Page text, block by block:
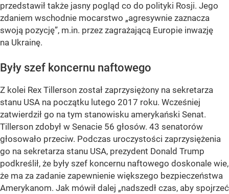
przedstawił także jasny pogląd co do polityki Rosji. Jego
zdaniem wschodnie mocarstwo „agresywnie zaznacza
swoją pozycję”, m.in. przez zagrażającą Europie inwazję
na Ukrainę.
Były szef koncernu naftowego
Z kolei Rex Tillerson został zaprzysiężony na sekretarza
stanu USA na początku lutego 2017 roku. Wcześniej
zatwierdził go na tym stanowisku amerykański Senat.
Tillerson zdobył w Senacie 56 głosów. 43 senatorów
głosowało przeciw. Podczas uroczystości zaprzysiężenia
go na sekretarza stanu USA, prezydent Donald Trump
podkreślił, że były szef koncernu naftowego doskonale wie,
że ma za zadanie zapewnienie większego bezpieczeństwa
Amerykanom. Jak mówił dalej „nadszedł czas, aby spojrzeć